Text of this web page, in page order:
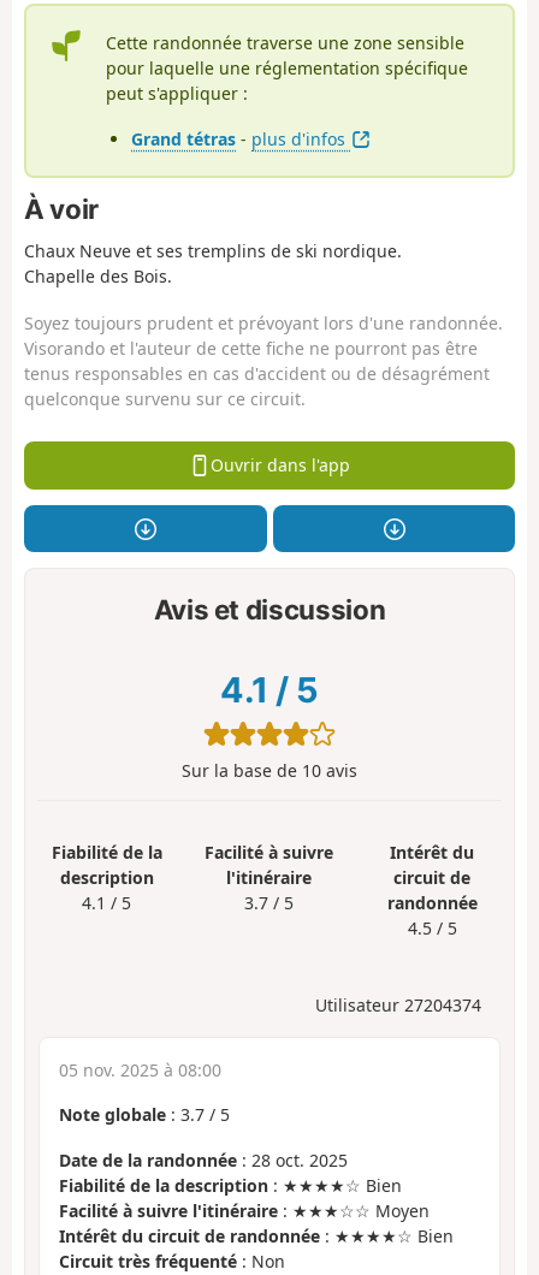
Cette randonnée traverse une zone sensible
pour laquelle une réglementation spécifique
peut s'appliquer :
Grand tétras - plus d'infos
À voir
Chaux Neuve et ses tremplins de ski nordique.
Chapelle des Bois.
Soyez toujours prudent et prévoyant lors d'une randonnée.
Visorando et l'auteur de cette fiche ne pourront pas être
tenus responsables en cas d'accident ou de désagrément
quelconque survenu sur ce circuit.
Ouvrir dans l'app
Avis et discussion
4.1 / 5
Sur la base de 10 avis
Fiabilité de la
description
4.1 / 5
Facilité à suivre
l'itinéraire
3.7 / 5
Intérêt du
circuit de
randonnée
4.5 / 5
Utilisateur 27204374
05 nov. 2025 à 08:00
Note globale : 3.7 / 5
Date de la randonnée : 28 oct. 2025
Fiabilité de la description : ★★★★☆ Bien
Facilité à suivre l'itinéraire : ★★★☆☆ Moyen
Intérêt du circuit de randonnée : ★★★★☆ Bien
Circuit très fréquenté : Non